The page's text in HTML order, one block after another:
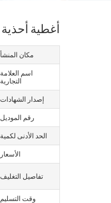
أغطية أحذية SBPP SMS يمكن التخلص منها مقاومة للماء 15 × 38 سم لغرفة الأبحاث
مكان المنشأ
اسم العلامة
التجارية
إصدار الشهادات
رقم الموديل
الحد الأدنى لكمية
الأسعار
تفاصيل التغليف
وقت التسليم